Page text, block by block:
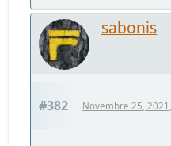
sabonis
#382 Novembre 25,